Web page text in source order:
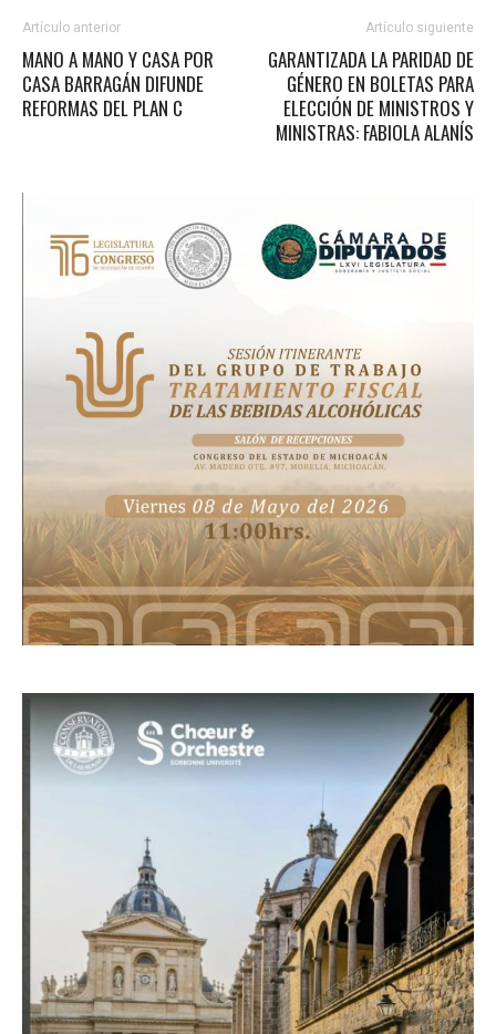
Artículo anterior
MANO A MANO Y CASA POR
CASA BARRAGÁN DIFUNDE
REFORMAS DEL PLAN C
Artículo siguiente
GARANTIZADA LA PARIDAD DE
GÉNERO EN BOLETAS PARA
ELECCIÓN DE MINISTROS Y
MINISTRAS: FABIOLA ALANÍS